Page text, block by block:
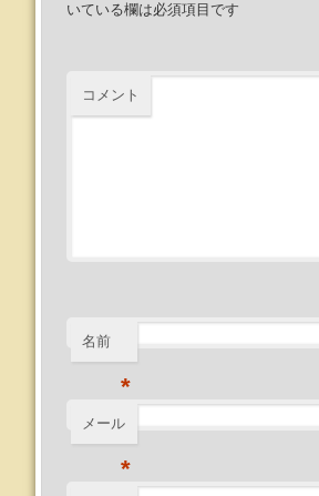
いている欄は必須項目です
コメント
名前
*
メール
*